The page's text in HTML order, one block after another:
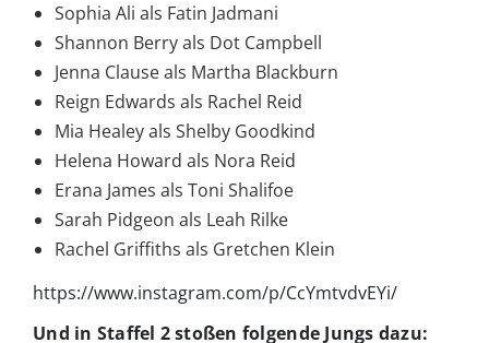
Sophia Ali als Fatin Jadmani
Shannon Berry als Dot Campbell
Jenna Clause als Martha Blackburn
Reign Edwards als Rachel Reid
Mia Healey als Shelby Goodkind
Helena Howard als Nora Reid
Erana James als Toni Shalifoe
Sarah Pidgeon als Leah Rilke
Rachel Griffiths als Gretchen Klein
https://www.instagram.com/p/CcYmtvdvEYi/
Und in Staffel 2 stoßen folgende Jungs dazu: